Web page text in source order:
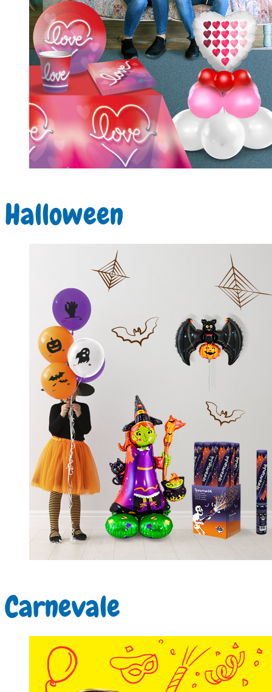
Halloween
Carnevale